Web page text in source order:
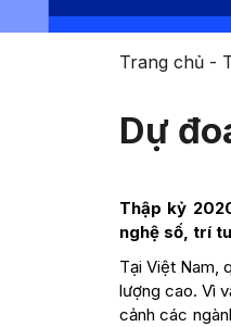
Trang chủ-
Dự
Thập kỷ
nghệ số, trí
Tại Việt Nam,
lượng cao. Vì
cảnh các